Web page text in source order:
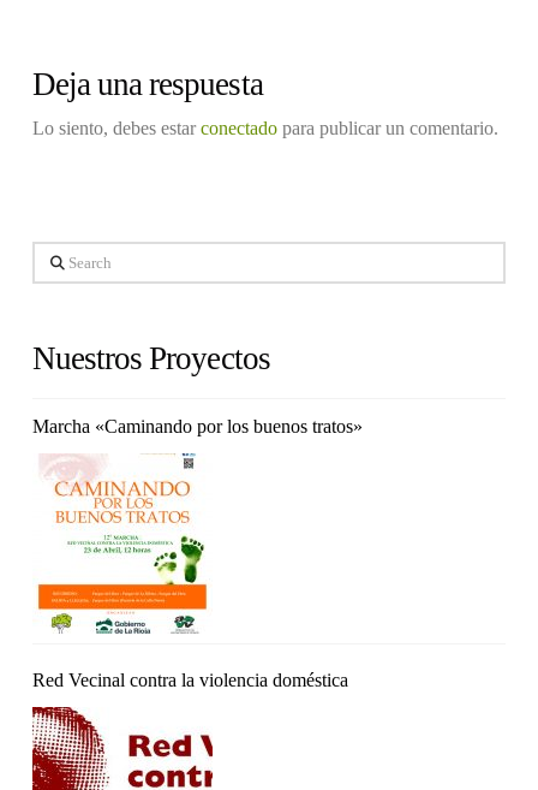
Deja una respuesta
Lo siento, debes estarconectadopara publicar un comentario.
Search
Nuestros Proyectos
Marcha «Caminando por los buenos tratos»
Red Vecinal contra la violencia doméstica